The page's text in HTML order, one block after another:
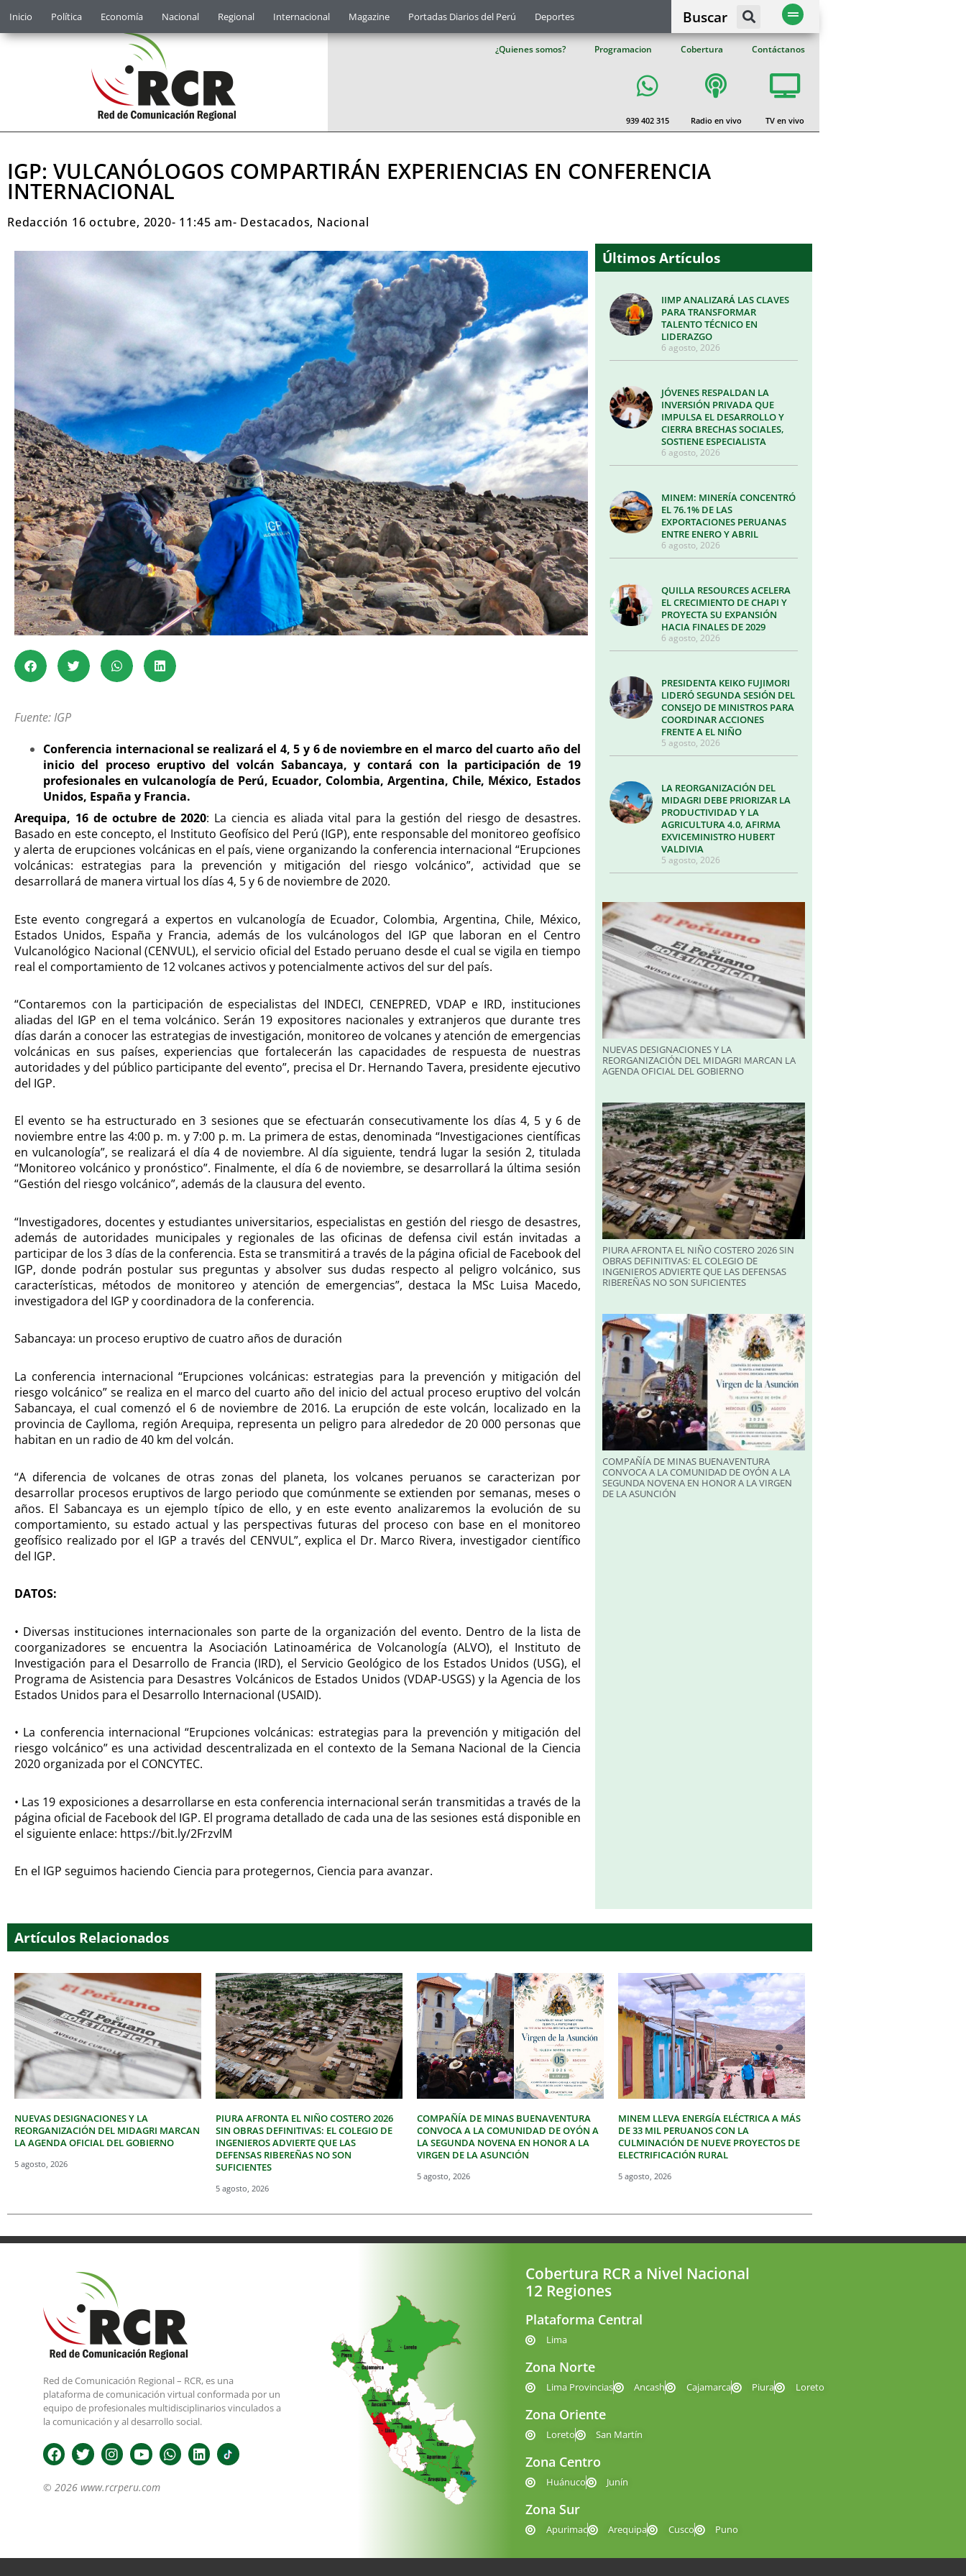
Inicio Política Economía Nacional Regional Internacional Magazine Portadas Diarios del Perú Deportes Buscar
¿Quienes somos? Programacion Cobertura Contáctanos
939 402 315 Radio en vivo TV en vivo
IGP: VULCANÓLOGOS COMPARTIRÁN EXPERIENCIAS EN CONFERENCIA
INTERNACIONAL
Redacción 16 octubre, 2020- 11:45 am- Destacados, Nacional
Fuente: IGP
Conferencia internacional se realizará el 4, 5 y 6 de noviembre en el marco del cuarto año del
inicio del proceso eruptivo del volcán Sabancaya, y contará con la participación de 19
profesionales en vulcanología de Perú, Ecuador, Colombia, Argentina, Chile, México, Estados
Unidos, España y Francia.
Arequipa, 16 de octubre de 2020: La ciencia es aliada vital para la gestión del riesgo de desastres.
Basado en este concepto, el Instituto Geofísico del Perú (IGP), ente responsable del monitoreo geofísico
y alerta de erupciones volcánicas en el país, viene organizando la conferencia internacional “Erupciones
volcánicas: estrategias para la prevención y mitigación del riesgo volcánico”, actividad que se
desarrollará de manera virtual los días 4, 5 y 6 de noviembre de 2020.
Este evento congregará a expertos en vulcanología de Ecuador, Colombia, Argentina, Chile, México,
Estados Unidos, España y Francia, además de los vulcánologos del IGP que laboran en el Centro
Vulcanológico Nacional (CENVUL), el servicio oficial del Estado peruano desde el cual se vigila en tiempo
real el comportamiento de 12 volcanes activos y potencialmente activos del sur del país.
“Contaremos con la participación de especialistas del INDECI, CENEPRED, VDAP e IRD, instituciones
aliadas del IGP en el tema volcánico. Serán 19 expositores nacionales y extranjeros que durante tres
días darán a conocer las estrategias de investigación, monitoreo de volcanes y atención de emergencias
volcánicas en sus países, experiencias que fortalecerán las capacidades de respuesta de nuestras
autoridades y del público participante del evento”, precisa el Dr. Hernando Tavera, presidente ejecutivo
del IGP.
El evento se ha estructurado en 3 sesiones que se efectuarán consecutivamente los días 4, 5 y 6 de
noviembre entre las 4:00 p. m. y 7:00 p. m. La primera de estas, denominada “Investigaciones científicas
en vulcanología”, se realizará el día 4 de noviembre. Al día siguiente, tendrá lugar la sesión 2, titulada
“Monitoreo volcánico y pronóstico”. Finalmente, el día 6 de noviembre, se desarrollará la última sesión
“Gestión del riesgo volcánico”, además de la clausura del evento.
“Investigadores, docentes y estudiantes universitarios, especialistas en gestión del riesgo de desastres,
además de autoridades municipales y regionales de las oficinas de defensa civil están invitadas a
participar de los 3 días de la conferencia. Esta se transmitirá a través de la página oficial de Facebook del
IGP, donde podrán postular sus preguntas y absolver sus dudas respecto al peligro volcánico, sus
características, métodos de monitoreo y atención de emergencias”, destaca la MSc Luisa Macedo,
investigadora del IGP y coordinadora de la conferencia.
Sabancaya: un proceso eruptivo de cuatro años de duración
La conferencia internacional “Erupciones volcánicas: estrategias para la prevención y mitigación del
riesgo volcánico” se realiza en el marco del cuarto año del inicio del actual proceso eruptivo del volcán
Sabancaya, el cual comenzó el 6 de noviembre de 2016. La erupción de este volcán, localizado en la
provincia de Caylloma, región Arequipa, representa un peligro para alrededor de 20 000 personas que
habitan en un radio de 40 km del volcán.
“A diferencia de volcanes de otras zonas del planeta, los volcanes peruanos se caracterizan por
desarrollar procesos eruptivos de largo periodo que comúnmente se extienden por semanas, meses o
años. El Sabancaya es un ejemplo típico de ello, y en este evento analizaremos la evolución de su
comportamiento, su estado actual y las perspectivas futuras del proceso con base en el monitoreo
geofísico realizado por el IGP a través del CENVUL”, explica el Dr. Marco Rivera, investigador científico
del IGP.
DATOS:
• Diversas instituciones internacionales son parte de la organización del evento. Dentro de la lista de
coorganizadores se encuentra la Asociación Latinoamérica de Volcanología (ALVO), el Instituto de
Investigación para el Desarrollo de Francia (IRD), el Servicio Geológico de los Estados Unidos (USG), el
Programa de Asistencia para Desastres Volcánicos de Estados Unidos (VDAP-USGS) y la Agencia de los
Estados Unidos para el Desarrollo Internacional (USAID).
• La conferencia internacional “Erupciones volcánicas: estrategias para la prevención y mitigación del
riesgo volcánico” es una actividad descentralizada en el contexto de la Semana Nacional de la Ciencia
2020 organizada por el CONCYTEC.
• Las 19 exposiciones a desarrollarse en esta conferencia internacional serán transmitidas a través de la
página oficial de Facebook del IGP. El programa detallado de cada una de las sesiones está disponible en
el siguiente enlace: https://bit.ly/2FrzvlM
En el IGP seguimos haciendo Ciencia para protegernos, Ciencia para avanzar.
Últimos Artículos
IIMP ANALIZARÁ LAS CLAVES
PARA TRANSFORMAR
TALENTO TÉCNICO EN
LIDERAZGO
6 agosto, 2026
JÓVENES RESPALDAN LA
INVERSIÓN PRIVADA QUE
IMPULSA EL DESARROLLO Y
CIERRA BRECHAS SOCIALES,
SOSTIENE ESPECIALISTA
6 agosto, 2026
MINEM: MINERÍA CONCENTRÓ
EL 76.1% DE LAS
EXPORTACIONES PERUANAS
ENTRE ENERO Y ABRIL
6 agosto, 2026
QUILLA RESOURCES ACELERA
EL CRECIMIENTO DE CHAPI Y
PROYECTA SU EXPANSIÓN
HACIA FINALES DE 2029
6 agosto, 2026
PRESIDENTA KEIKO FUJIMORI
LIDERÓ SEGUNDA SESIÓN DEL
CONSEJO DE MINISTROS PARA
COORDINAR ACCIONES
FRENTE A EL NIÑO
5 agosto, 2026
LA REORGANIZACIÓN DEL
MIDAGRI DEBE PRIORIZAR LA
PRODUCTIVIDAD Y LA
AGRICULTURA 4.0, AFIRMA
EXVICEMINISTRO HUBERT
VALDIVIA
5 agosto, 2026
NUEVAS DESIGNACIONES Y LA
REORGANIZACIÓN DEL MIDAGRI MARCAN LA
AGENDA OFICIAL DEL GOBIERNO
PIURA AFRONTA EL NIÑO COSTERO 2026 SIN
OBRAS DEFINITIVAS: EL COLEGIO DE
INGENIEROS ADVIERTE QUE LAS DEFENSAS
RIBEREÑAS NO SON SUFICIENTES
COMPAÑÍA DE MINAS BUENAVENTURA
CONVOCA A LA COMUNIDAD DE OYÓN A LA
SEGUNDA NOVENA EN HONOR A LA VIRGEN
DE LA ASUNCIÓN
Artículos Relacionados
NUEVAS DESIGNACIONES Y LA
REORGANIZACIÓN DEL MIDAGRI MARCAN
LA AGENDA OFICIAL DEL GOBIERNO
5 agosto, 2026
PIURA AFRONTA EL NIÑO COSTERO 2026
SIN OBRAS DEFINITIVAS: EL COLEGIO DE
INGENIEROS ADVIERTE QUE LAS
DEFENSAS RIBEREÑAS NO SON
SUFICIENTES
5 agosto, 2026
COMPAÑÍA DE MINAS BUENAVENTURA
CONVOCA A LA COMUNIDAD DE OYÓN A
LA SEGUNDA NOVENA EN HONOR A LA
VIRGEN DE LA ASUNCIÓN
5 agosto, 2026
MINEM LLEVA ENERGÍA ELÉCTRICA A MÁS
DE 33 MIL PERUANOS CON LA
CULMINACIÓN DE NUEVE PROYECTOS DE
ELECTRIFICACIÓN RURAL
5 agosto, 2026
Red de Comunicación Regional – RCR, es una
plataforma de comunicación virtual conformada por un
equipo de profesionales multidisciplinarios vinculados a
la comunicación y al desarrollo social.
© 2026 www.rcrperu.com
Cobertura RCR a Nivel Nacional
12 Regiones
Plataforma Central
Lima
Zona Norte
Lima Provincias Ancash Cajamarca Piura Loreto
Zona Oriente
Loreto San Martín
Zona Centro
Huánuco Junín
Zona Sur
Apurimac Arequipa Cusco Puno